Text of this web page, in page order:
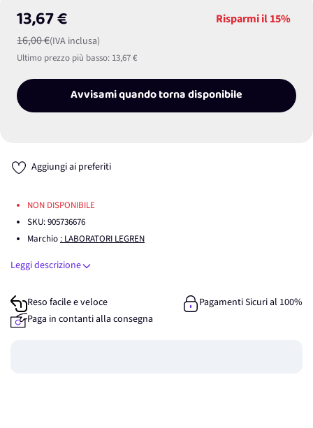
13,67 €
16,00 €(IVA inclusa)
Risparmi il15%
Ultimo prezzo più basso: 13,67 €
Avvisami quando torna disponibile
Aggiungi ai preferiti
NON DISPONIBILE
SKU:905736676
Marchio : LABORATORI LEGREN
Leggi descrizione
Reso facile e veloce
Pagamenti Sicuri al 100%
Paga in contanti alla consegna